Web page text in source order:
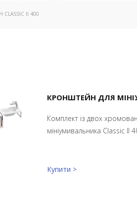
II 400
КРОНШТЕЙН ДЛЯ
Комплект із двох
мініумивальника Classic II
Купити >